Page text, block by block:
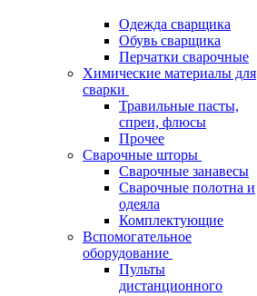
Одежда сварщика
Обувь сварщика
Перчатки сварочные
Химические материалы для
сварки
Травильные пасты,
спреи, флюсы
Прочее
Сварочные шторы
Сварочные занавесы
Сварочные полотна и
одеяла
Комплектующие
Вспомогательное
оборудование
Пульты
дистанционного